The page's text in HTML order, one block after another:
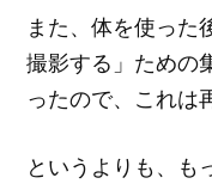
また、体を使った
撮影する」ための
ったので、これは
というよりも、も